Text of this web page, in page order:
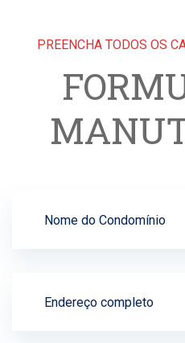
PREENCHA TODOS OS